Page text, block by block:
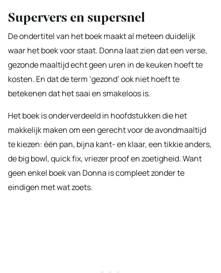
Supervers en supersnel
De ondertitel van het boek maakt al meteen duidelijk
waar het boek voor staat. Donna laat zien dat een verse,
gezonde maaltijd echt geen uren in de keuken hoeft te
kosten. En dat de term ‘gezond’ ook niet hoeft te
betekenen dat het saai en smakeloos is.
Het boek is onderverdeeld in hoofdstukken die het
makkelijk maken om een gerecht voor de avondmaaltijd
te kiezen: één pan, bijna kant- en klaar, een tikkie anders,
de big bowl, quick fix, vriezer proof en zoetigheid. Want
geen enkel boek van Donna is compleet zonder te
eindigen met wat zoets.